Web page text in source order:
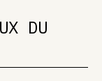
DU